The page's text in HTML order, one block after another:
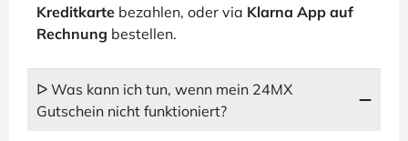
Kreditkarte bezahlen, oder via Klarna App auf
Rechnung bestellen.
ᐅ Was kann ich tun, wenn mein 24MX
Gutschein nicht funktioniert?